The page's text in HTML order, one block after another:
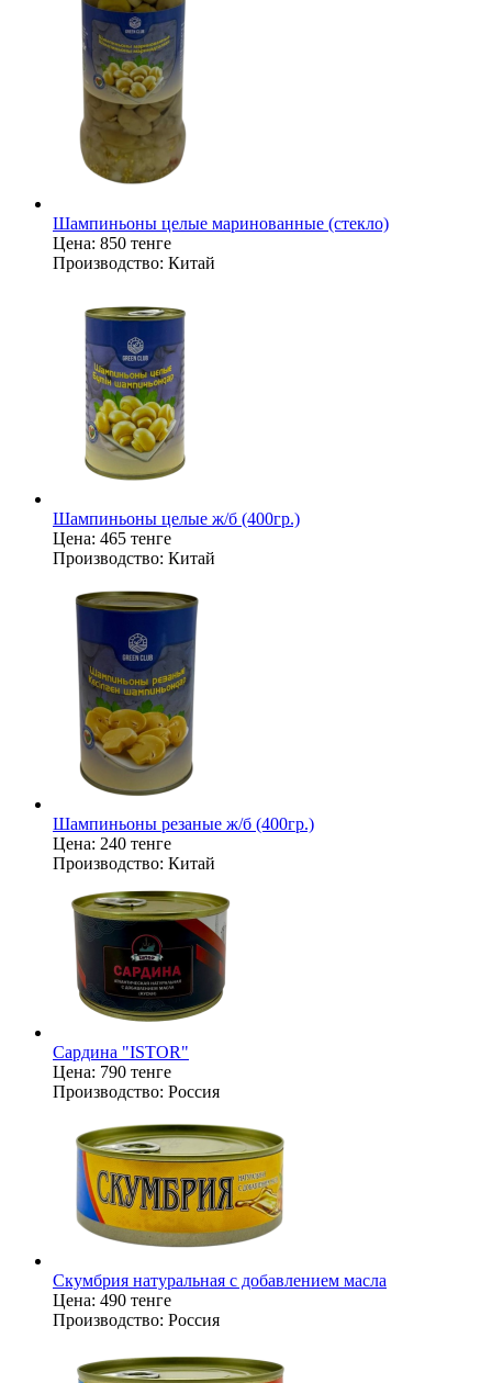
Шампиньоны целые маринованные (стекло)
Цена: 850 тенге
Производство: Китай
Шампиньоны целые ж/б (400гр.)
Цена: 465 тенге
Производство: Китай
Шампиньоны резаные ж/б (400гр.)
Цена: 240 тенге
Производство: Китай
Сардина "ISTOR"
Цена: 790 тенге
Производство: Россия
Скумбрия натуральная с добавлением масла
Цена: 490 тенге
Производство: Россия